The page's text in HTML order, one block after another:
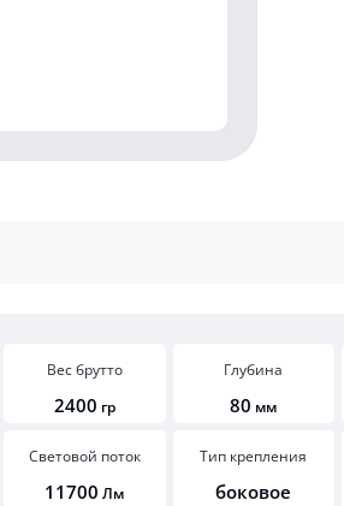
Вес брутто
2400 гр
Глубина
80 мм
Световой поток
11700 Лм
Тип крепления
боковое